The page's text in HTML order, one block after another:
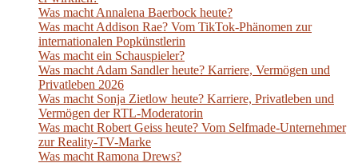
Was macht Annalena Baerbock heute?
Was macht Addison Rae? Vom TikTok-Phänomen zur
internationalen Popkünstlerin
Was macht ein Schauspieler?
Was macht Adam Sandler heute? Karriere, Vermögen und
Privatleben 2026
Was macht Sonja Zietlow heute? Karriere, Privatleben und
Vermögen der RTL-Moderatorin
Was macht Robert Geiss heute? Vom Selfmade-Unternehmer
zur Reality-TV-Marke
Was macht Ramona Drews?